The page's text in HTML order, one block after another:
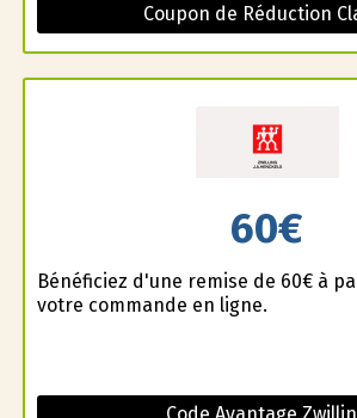
Coupon de Réduction
60€
Bénéficiez d'une remise de 60€ à
votre commande en ligne.